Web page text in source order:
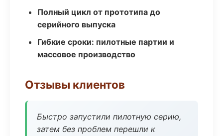
Полный цикл от прототипа до
серийного выпуска
Гибкие сроки: пилотные партии и
массовое производство
Отзывы клиентов
Быстро запустили пилотную серию,
затем без проблем перешли к